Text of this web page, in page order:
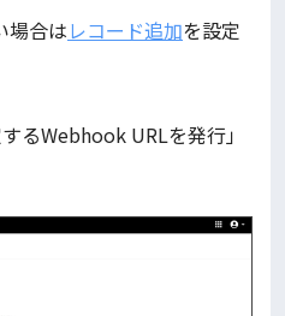
場合はレコード追加を設定
るWebhook URLを発行」